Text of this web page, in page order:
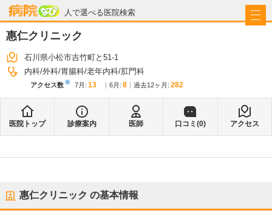
人で選べる医院検索
病院なび
惠仁クリニック
石川県小松市吉竹町と51-1
内科 外科 胃腸科 老年内科 肛門科
アクセス数※ 7月 : 13 6月 : 8 過去12ヶ月: 282
医院トップ 診療案内 医師 口コミ(0) アクセス
惠仁クリニック の基本情報